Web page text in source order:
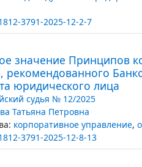
3791-2025-12-2-7
значение Принципов
рекомендованного
юридического лица
судья № 12/2025
Татьяна Петровна
корпоративное управление,
3791-2025-12-8-13